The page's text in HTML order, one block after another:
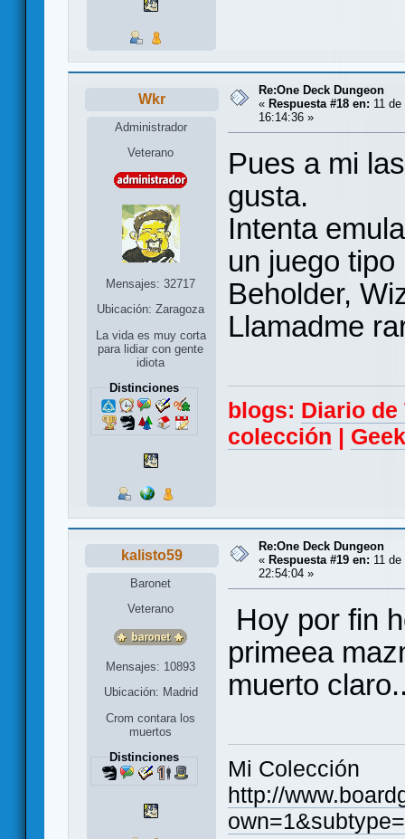
Wkr
Administrador
Veterano
Mensajes: 32717
Ubicación: Zaragoza
La vida es muy corta
para lidiar con gente
idiota
Distinciones
Re:One Deck Dungeon
« Respuesta #18 en: 11
16:14:36 »
Pues a mi
gusta.
Intenta
un juego
Beholder,
Llamadme
blogs: Diario
colección |
kalisto59
Baronet
Veterano
Mensajes: 10893
Ubicación: Madrid
Crom contara los
muertos
Distinciones
Re:One Deck Dungeon
« Respuesta #19 en: 11
22:54:04 »
Hoy por fin
primeea
muerto
Mi Colección
http://